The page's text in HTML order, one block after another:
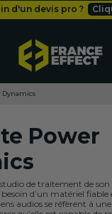
d'un devis pro ?
d'un devis pro ?
Livraison gratuite dès 49
Dynamics
Power
de traitement de
d’un matériel fiable
audios se réfèrent à une